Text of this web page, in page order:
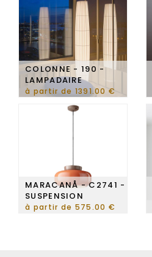
COLONNE - 190 -
LAMPADAIRE
à partir de 1391.00 €
MARACANÅ - C2741 -
SUSPENSION
à partir de 575.00 €